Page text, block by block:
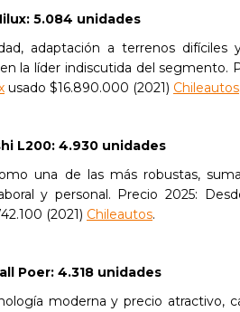
5.084 unidades
adaptación a terrenos
la líder indiscutida del segmento.
usado $16.890.000 (2021) Chileautos
L200: 4.930 unidades
una de las más robustas,
y personal. Precio 2025:
(2021) Chileautos.
Poer: 4.318 unidades
moderna y precio atractivo,